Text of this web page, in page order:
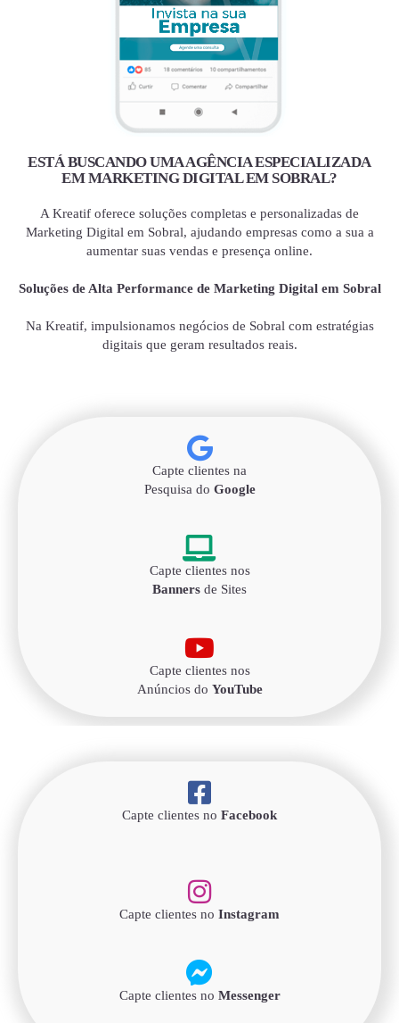
ESTÁ BUSCANDO UMA AGÊNCIA ESPECIALIZADA
EM MARKETING DIGITAL EM SOBRAL?
A Kreatif oferece soluções completas e personalizadas de
Marketing Digital em Sobral, ajudando empresas como a sua a
aumentar suas vendas e presença online.
Soluções de Alta Performance de Marketing Digital em Sobral
Na Kreatif, impulsionamos negócios de Sobral com estratégias
digitais que geram resultados reais.
Capte clientes na
Pesquisa do Google
Capte clientes nos
Banners de Sites
Capte clientes nos
Anúncios do YouTube
Capte clientes no Facebook
Capte clientes no Instagram
Capte clientes no Messenger